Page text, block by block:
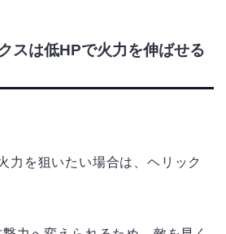
スは低HPで火力を伸ばせる
力を狙いたい場合は、ヘリック